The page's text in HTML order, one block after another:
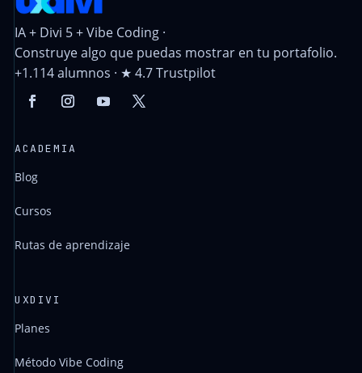
IA + Divi 5 + Vibe Coding ·
Construye algo que puedas mostrar en tu portafolio.
+1.114 alumnos · ★ 4.7 Trustpilot
ACADEMIA
Blog
Cursos
Rutas de aprendizaje
UXDIVI
Planes
Método Vibe Coding